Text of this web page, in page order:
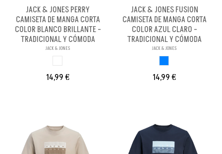
JACK & JONES PERRY
CAMISETA DE MANGA CORTA
COLOR BLANCO BRILLANTE -
TRADICIONAL Y CÓMODA
JACK & JONES
14,99 €
JACK & JONES FUSION
CAMISETA DE MANGA CORTA
COLOR AZUL CLARO -
TRADICIONAL Y CÓMODA
JACK & JONES
14,99 €